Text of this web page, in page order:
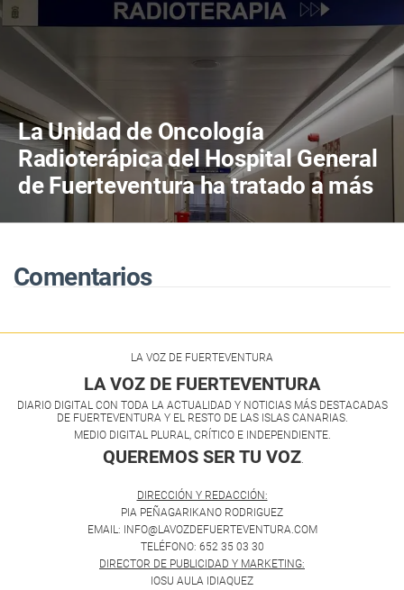
La Unidad de Oncología
Radioterápica del Hospital General
de Fuerteventura ha tratado a más
de 800 pacientes en sus primeros
Comentarios
LA VOZ DE FUERTEVENTURA
LA VOZ DE FUERTEVENTURA
DIARIO DIGITAL CON TODA LA ACTUALIDAD Y NOTICIAS MÁS DESTACADAS
DE FUERTEVENTURA Y EL RESTO DE LAS ISLAS CANARIAS.
MEDIO DIGITAL PLURAL, CRÍTICO E INDEPENDIENTE.
QUEREMOS SER TU VOZ
DIRECCIÓN Y REDACCIÓN:
PIA PEÑAGARIKANO RODRIGUEZ
EMAIL: INFO@LAVOZDEFUERTEVENTURA.COM
TELÉFONO: 652 35 03 30
DIRECTOR DE PUBLICIDAD Y MARKETING:
IOSU AULA IDIAQUEZ